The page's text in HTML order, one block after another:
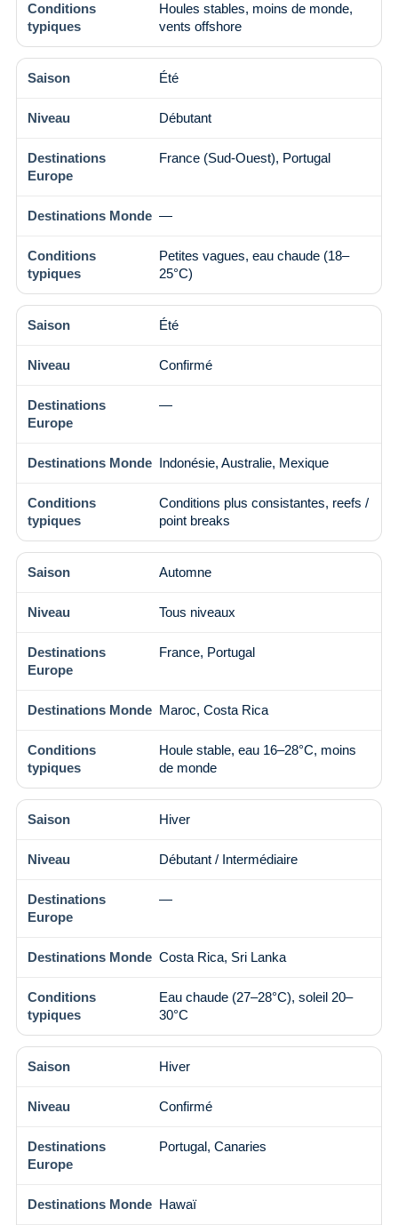
Houles stables, moins de monde,
vents offshore
Été
Débutant
France (Sud-Ouest), Portugal
—
Petites vagues, eau chaude (18–
25°C)
Été
Confirmé
—
Indonésie, Australie, Mexique
Conditions plus consistantes, reefs /
point breaks
Automne
Tous niveaux
France, Portugal
Maroc, Costa Rica
Houle stable, eau 16–28°C, moins
de monde
Hiver
Débutant / Intermédiaire
—
Costa Rica, Sri Lanka
Eau chaude (27–28°C), soleil 20–
30°C
Hiver
Confirmé
Portugal, Canaries
Hawaï